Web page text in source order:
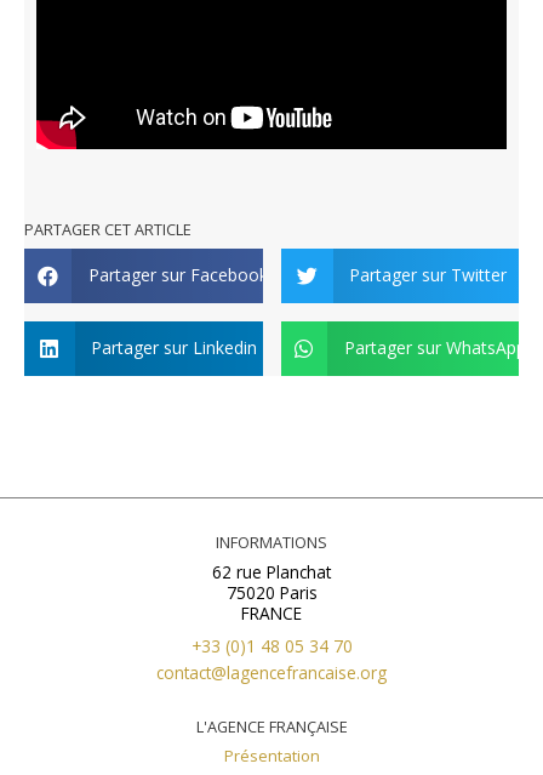
PARTAGER CET ARTICLE
Partager sur Facebook Partager sur Twitter
Partager sur Linkedin Partager sur WhatsApp
INFORMATIONS
62 rue Planchat
75020 Paris
FRANCE
+33 (0)1 48 05 34 70
contact@lagencefrancaise.org
L'AGENCE FRANÇAISE
Présentation